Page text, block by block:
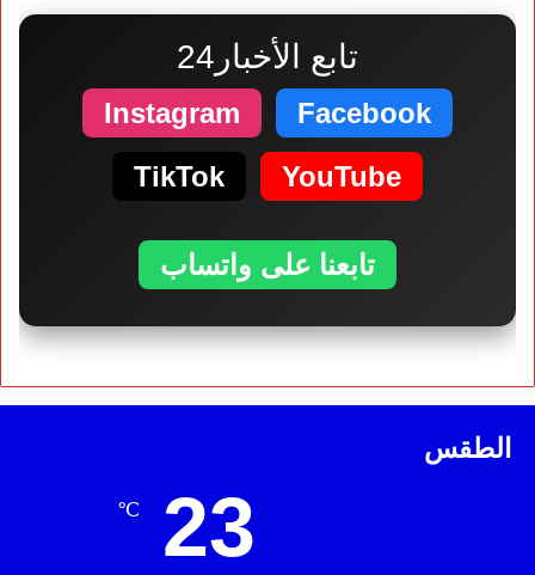
تابع الأخبار24
Facebook
Instagram
YouTube
TikTok
تابعنا على واتساب
الطقس
23
℃